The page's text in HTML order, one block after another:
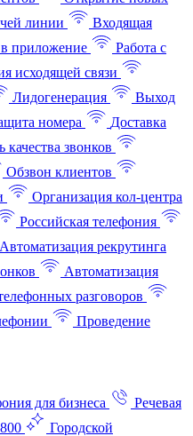
линии
Входящая
приложение
Работа с
исходящей связи
Лидогенерация
Выход
номера
Доставка
качества звонков
Обзвон клиентов
Организация кол-центра
Российская телефония
Автоматизация рекрутинга
Автоматизация
разговоров
Проведение
для бизнеса
Речевая
Городской